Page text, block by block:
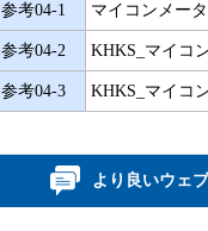
参考04-1 マイコンメー
参考04-2 KHKS_マイコ
参考04-3 KHKS_マイコ
より良いウェ